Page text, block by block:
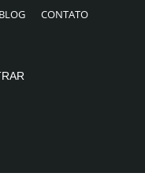
BLOG CONTATO